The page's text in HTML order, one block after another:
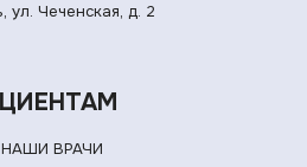
ул. Чеченская, д. 2
НАШИ ВРАЧИ